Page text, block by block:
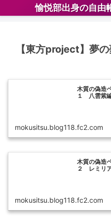
愉悦部出身の自由
【東方project】夢
木質の偽造
１ 八雲紫
mokusitsu.blog118.fc2.com
木質の偽造
２ レミリ
mokusitsu.blog118.fc2.com